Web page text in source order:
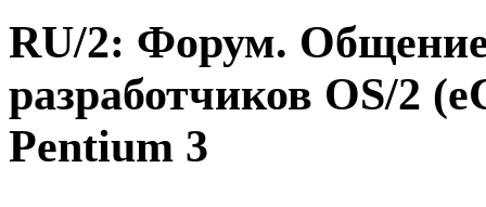
RU/2: Форум. Общение
разработчиков OS/2
Pentium 3